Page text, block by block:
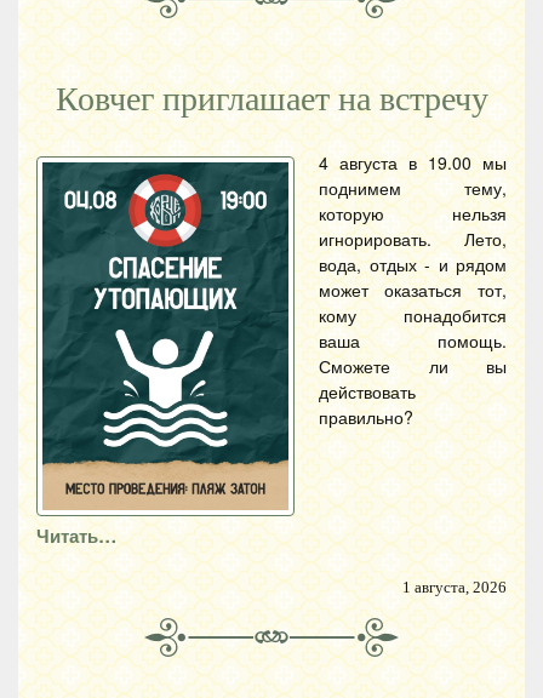
Ковчег приглашает на встречу
4 августа в 19.00 мы
поднимем тему,
которую нельзя
игнорировать. Лето,
вода, отдых - и рядом
может оказаться тот,
кому понадобится
ваша помощь.
Сможете ли вы
действовать
правильно?
Читать…
1 августа, 2026